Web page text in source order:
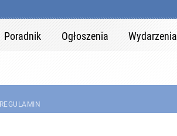
Poradnik Ogłoszenia Wydarzenia
REGULAMIN